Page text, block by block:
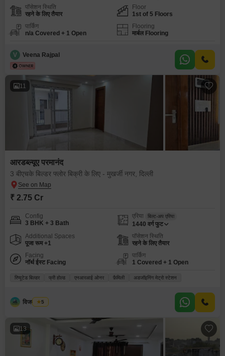
पॉसेशन स्थिति
रहने के लिए तैयार
Floor
1st of 5 Floors
पार्किंग
n/a Covered + 1 Open
Flooring
मार्बल Flooring
V Veena Rajpal
11
आरडब्ल्यूए परमानंद
3 बीएचके बिल्डर फ्लोर बिक्री के लिए - मुखर्जी नगर, दिल्ली
₹ 2.75 Cr
Config
3 BHK + 3 Bath
एरिया बिल्ट-अप एरिया
1440 वर्ग फुट
Additional Spaces
पूजा रूम +1
पॉसेशन स्थिति
रहने के लिए तैयार
Facing
नॉर्थ ईस्ट Facing
पार्किंग
1 Covered + 1 Open
रिप्यूटेड बिल्डर फ्री होल्ड एनआरआई ओनर फ़ैमिली अडजॉइनिंग मेट्रो स्टेशन
विजय कलरा
5
13